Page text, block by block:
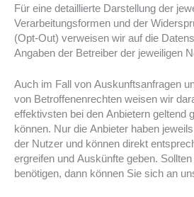
Für eine detaillierte Darstellung der
Verarbeitungsformen und der
(Opt-Out) verweisen wir auf die
Angaben der Betreiber der jeweiligen
Auch im Fall von Auskunftsanfragen
von Betroffenenrechten weisen wir
effektivsten bei den Anbietern geltend
können. Nur die Anbieter haben
der Nutzer und können direkt
ergreifen und Auskünfte geben.
benötigen, dann können Sie sich an